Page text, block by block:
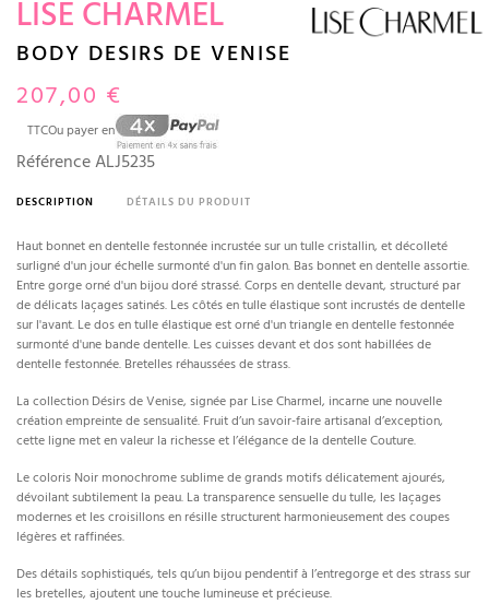
LISE CHARMEL
BODY DESIRS DE VENISE
207,00 €
TTCOu payer en
RéférenceALJ5235
DESCRIPTION DÉTAILS DU PRODUIT
Haut bonnet en dentelle festonnée incrustée sur un tulle cristallin, et décolleté
surligné d'un jour échelle surmonté d'un fin galon. Bas bonnet en dentelle assortie.
Entre gorge orné d'un bijou doré strassé. Corps en dentelle devant, structuré par
de délicats laçages satinés. Les côtés en tulle élastique sont incrustés de dentelle
sur l'avant. Le dos en tulle élastique est orné d'un triangle en dentelle festonnée
surmonté d'une bande dentelle. Les cuisses devant et dos sont habillées de
dentelle festonnée. Bretelles réhaussées de strass.
La collection Désirs de Venise, signée par Lise Charmel, incarne une nouvelle
création empreinte de sensualité. Fruit d’un savoir-faire artisanal d’exception,
cette ligne met en valeur la richesse et l’élégance de la dentelle Couture.
Le coloris Noir monochrome sublime de grands motifs délicatement ajourés,
dévoilant subtilement la peau. La transparence sensuelle du tulle, les laçages
modernes et les croisillons en résille structurent harmonieusement des coupes
légères et raffinées.
Des détails sophistiqués, tels qu’un bijou pendentif à l’entregorge et des strass sur
les bretelles, ajoutent une touche lumineuse et précieuse.